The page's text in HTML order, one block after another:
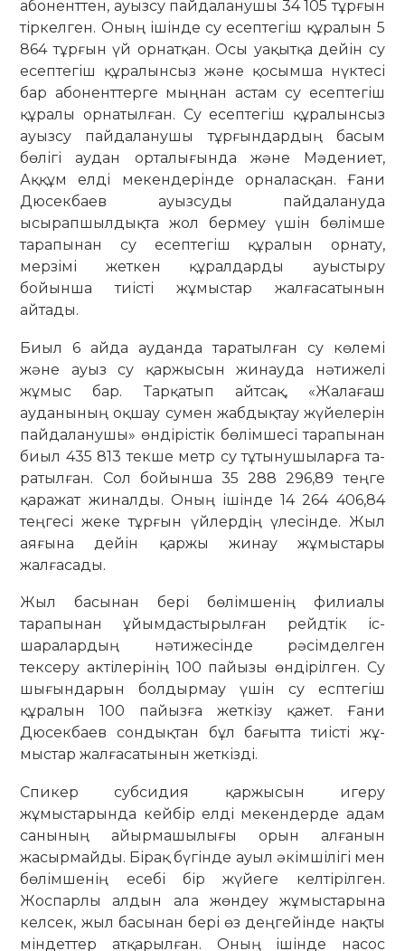
абоненттен, ауызсу пайдаланушы 34 105 тұрғын
тіркелген. Оның ішінде су есептегіш құралын 5
864 тұрғын үй орнатқан. Осы уақытқа де­йін су
есептегіш құралынсыз және қо­­сымша нүктесі
бар абоненттерге мың­­нан астам су есептегіш
құралы ор­натылған. Су есептегіш құралынсыз
ауызсу пайдаланушы тұрғындардың басым
бөлігі аудан орталығында және Мәдениет,
Аққұм елді мекендерінде орналасқан. Ғани
Дюсекбаев ауызсуды пайдалануда
ысырапшылдықта жол бермеу үшін бөлімше
тарапынан су есептегіш құралын орнату,
мерзімі жет­кен құралдарды ауыстыру
бойынша тиісті жұмыстар жалғасатынын
айтады.
Биыл 6 айда ауданда таратылған су көлемі
және ауыз су қаржысын жинауда нәтижелі
жұмыс бар. Тарқатып айтсақ, «Жалағаш
ауданының оқшау сумен жабдықтау жүйелерін
пайдаланушы» өн­дірістік бөлімшесі тарапынан
биыл 435 813 текше метр су тұтынушыларға та­
ратылған. Сол бойынша 35 288 296,89 теңге
қаражат жиналды. Оның ішінде 14 264 406,84
теңгесі жеке тұрғын үйлердің үлесінде. Жыл
ая­ғы­на дейін қаржы жи­нау жұмыстары
жалғасады.
Жыл басынан бері бөлімшенің фи­лиалы
тарапынан ұйымдастырылған рейд­тік іс-
шаралардың нәтижесінде рә­­сімделген
тексеру актілерінің 100 пайы­зы өндірілген. Су
шығындарын бол­дырмау үшін су есптегіш
құралын 100 па­йызға жеткізу қажет. Ғани
Дюсек­баев сондықтан бұл бағытта тиісті жұ­
мыстар жалғасатынын жеткізді.
Спикер субсидия қаржысын игеру
жұмыстарында кейбір елді мекендерде адам
санының айырмашылығы орын алғанын
жасырмайды. Бірақ бүгінде ауыл әкімшілігі мен
бөлімшенің есебі бір жүйеге келтірілген.
Жоспарлы алдын ала жөндеу жұмыстарына
келсек, жыл ба­сынан бері өз деңгейінде нақты
мін­деттер атқарылған. Оның ішінде насос